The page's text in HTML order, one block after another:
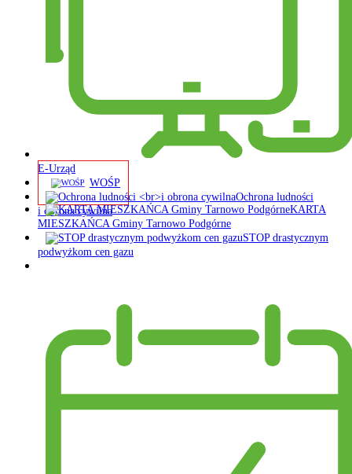
E-Urząd
WOŚP
Ochrona ludności
i obrona cywilna
KARTA
MIESZKAŃCA Gminy Tarnowo Podgórne
STOP drastycznym
podwyżkom cen gazu